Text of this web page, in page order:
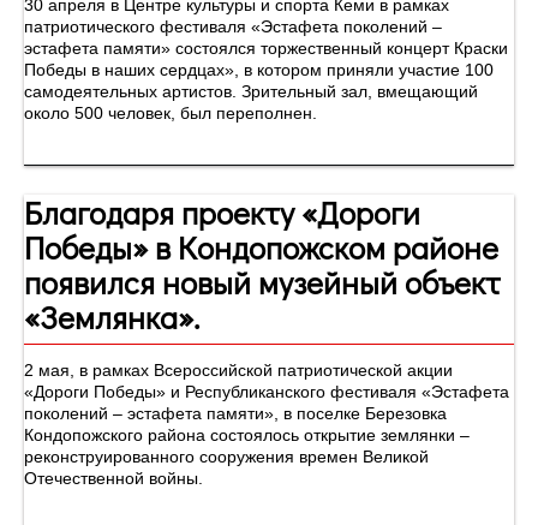
30 апреля в Центре культуры и спорта Кеми в рамках
патриотического фестиваля «Эстафета поколений –
эстафета памяти» состоялся торжественный концерт Краски
Победы в наших сердцах», в котором приняли участие 100
самодеятельных артистов. Зрительный зал, вмещающий
около 500 человек, был переполнен.
Благодаря проекту «Дороги
Победы» в Кондопожском районе
появился новый музейный объект
«Землянка».
2 мая, в рамках Всероссийской патриотической акции
«Дороги Победы» и Республиканского фестиваля «Эстафета
поколений – эстафета памяти», в поселке Березовка
Кондопожского района состоялось открытие землянки –
реконструированного сооружения времен Великой
Отечественной войны.